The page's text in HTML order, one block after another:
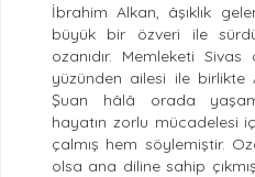
İbrahim Alkan, âşıklık
büyük bir özveri ile
ozanıdır. Memleketi Sivas
yüzünden ailesi ile birlikte
Şuan hâlâ orada
hayatın zorlu mücadelesi
çalmış hem söylemiştir.
olsa ana diline sahip